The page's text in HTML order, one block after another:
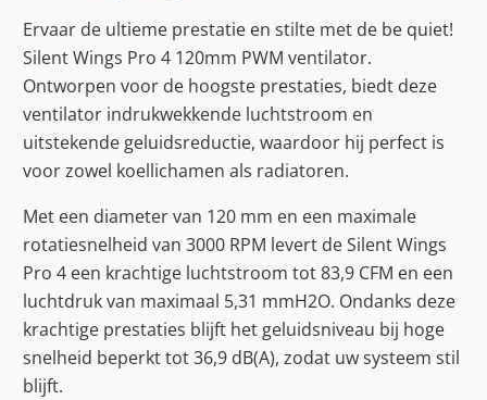
Ervaar de ultieme prestatie en stilte met de be quiet!
Silent Wings Pro 4 120mm PWM ventilator.
Ontworpen voor de hoogste prestaties, biedt deze
ventilator indrukwekkende luchtstroom en
uitstekende geluidsreductie, waardoor hij perfect is
voor zowel koellichamen als radiatoren.
Met een diameter van 120 mm en een maximale
rotatiesnelheid van 3000 RPM levert de Silent Wings
Pro 4 een krachtige luchtstroom tot 83,9 CFM en een
luchtdruk van maximaal 5,31 mmH2O. Ondanks deze
krachtige prestaties blijft het geluidsniveau bij hoge
snelheid beperkt tot 36,9 dB(A), zodat uw systeem stil
blijft.